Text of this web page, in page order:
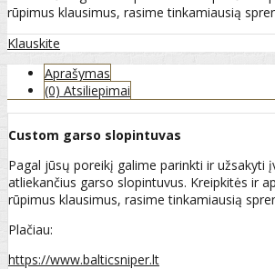
rūpimus klausimus, rasime tinkamiausią
Klauskite
Aprašymas
(0) Atsiliepimai
Custom garso slopintuvas
Pagal jūsų poreikį galime parinkti ir užsakyti
atliekančius garso slopintuvus. Kreipkitės ir
rūpimus klausimus, rasime tinkamiausią
Plačiau:
https://www.balticsniper.lt